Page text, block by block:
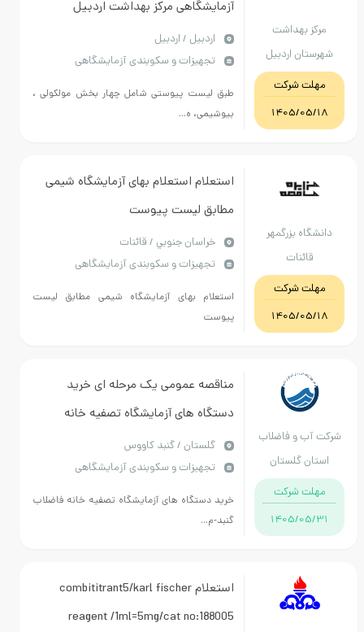
مرکز بهداشت
شهرستان اردبیل
مهلت شرکت
1405/05/18
آزمایشگاهی مرکز بهداشت اردبیل
اردبيل / اردبیل
تجهیزات و سکوبندی آزمایشگاهی
طبق لیست پیوستی شامل چهار بخش مولکولی ،
بیوشیمی، ه...
دانشگاه بزرگمهر
قائنات
مهلت شرکت
1405/05/18
استعلام استعلام بهای آزمایشگاه شیمی
مطابق لیست پیوست
خراسان جنوبي / قائنات
تجهیزات و سکوبندی آزمایشگاهی
استعلام بهای آزمایشگاه شیمی مطابق لیست
پیوست
شرکت آب و فاضلاب
استان گلستان
مهلت شرکت
1405/05/31
مناقصه عمومی یک مرحله ای خرید
دستگاه های آزمایشگاه تصفیه خانه
فاضلاب گنبد-مطابق اسناد-تجدید
گلستان / گنبد کاووس
تجهیزات و سکوبندی آزمایشگاهی
خرید دستگاه های آزمایشگاه تصفیه خانه فاضلاب
گنبد-م...
استعلام combititrant5/karl fischer
reagent /1ml=5mg/cat no:188005